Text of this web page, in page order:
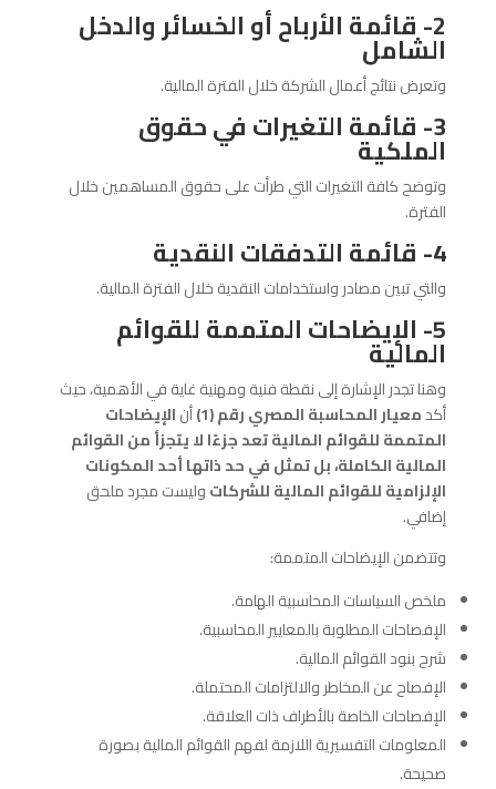
2- قائمة الأرباح أو الخسائر والدخل
الشامل
وتعرض نتائج أعمال الشركة خلال الفترة المالية.
3- قائمة التغيرات في حقوق
الملكية
وتوضح كافة التغيرات التي طرأت على حقوق المساهمين خلال
الفترة.
4- قائمة التدفقات النقدية
والتي تبين مصادر واستخدامات النقدية خلال الفترة المالية.
5- الإيضاحات المتممة للقوائم
المالية
وهنا تجدر الإشارة إلى نقطة فنية ومهنية غاية في الأهمية، حيث
أكدمعيار المحاسبة المصري رقم (1) أنالإيضاحات
المتممة للقوائم المالية تعد جزءًا لا يتجزأ من القوائم
المالية الكاملة، بل تمثل في حد ذاتها أحد المكونات
الإلزامية للقوائم المالية للشركاتوليست مجرد ملحق
إضافي.
وتتضمن الإيضاحات المتممة:
ملخص السياسات المحاسبية الهامة.
الإفصاحات المطلوبة بالمعايير المحاسبية.
شرح بنود القوائم المالية.
الإفصاح عن المخاطر والالتزامات المحتملة.
الإفصاحات الخاصة بالأطراف ذات العلاقة.
المعلومات التفسيرية اللازمة لفهم القوائم المالية بصورة
صحيحة.